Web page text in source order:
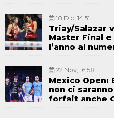
18 Dic, 14:51
Triay/Salazar
Master Final
l’anno al
22 Nov, 16:58
Mexico Open:
non ci
forfait anche